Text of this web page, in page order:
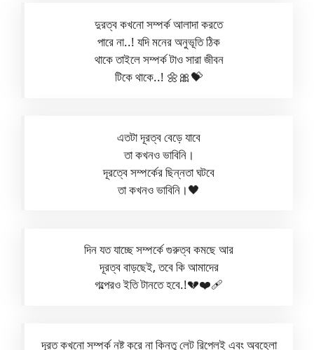
দুরত্ব কখনো সম্পর্ক আলাদা করতে
পারে না..! যদি মনের অনুভূতি ঠিক
থাকে তাইলে সম্পর্ক টাও সারা জীবন
টিকে থাকে..! 🌼🎀💝
এতটা দূরত্ব বেড়ে যাবে
তা কখনও ভাবিনি।
দূরত্বে সম্পর্কের ছিন্নতা ঘটবে
তা কখনও ভাবিনি।🖤
দিন যত যাচ্ছে সম্পর্কে গুরুত্ব কমছে আর
দূরত্ব বাড়ছেই, তবে কি আমাদের
গল্পেরও ইতি টানতে হবে.!💔❤️‍🩹
দূরত কখনো সম্পর্ক নষ্ট করে না কিন্তু লেট রিপ্লেই এবং অবহেলা